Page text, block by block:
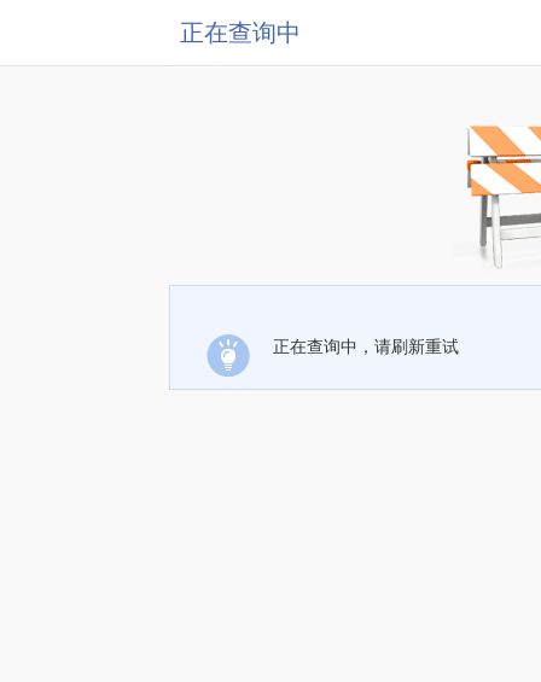
正在查询中
正在查询中，请刷新重试